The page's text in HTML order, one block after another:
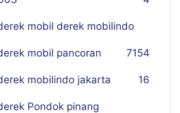
mobil derek mobilindo
154
mobil pancoran 7
mobilindo jakarta 16
Pondok pinang